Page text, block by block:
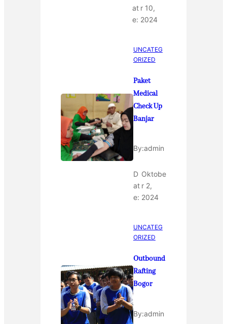
at
e:
r 10,
2024
UNCATEG
ORIZED
Paket
Medical
Check Up
Banjar
By:admin
D
at
e:
Oktobe
r 2,
2024
UNCATEG
ORIZED
Outbound
Rafting
Bogor
By:admin